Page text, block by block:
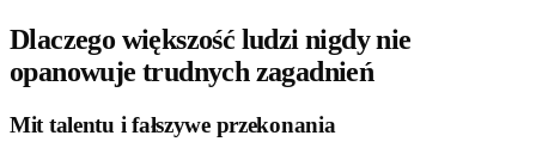
Dlaczego większość ludzi nigdy nie
opanowuje trudnych zagadnień
Mit talentu i fałszywe przekonania